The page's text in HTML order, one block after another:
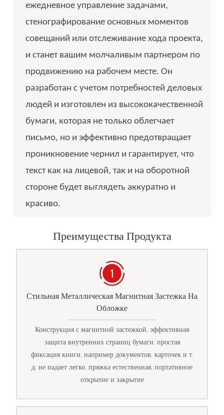
ежедневное управление задачами,
стенографирование основных моментов
совещаний или отслеживание хода проекта,
и станет вашим молчаливым партнером по
продвижению на рабочем месте. Он
разработан с учетом потребностей деловых
людей и изготовлен из высококачественной
бумаги, которая не только облегчает
письмо, но и эффективно предотвращает
проникновение чернил и гарантирует, что
текст как на лицевой, так и на оборотной
стороне будет выглядеть аккуратно и
красиво.
Преимущества Продукта
Стильная Металлическая Магнитная Застежка На
Обложке
Конструкция с магнитной застежкой, эффективная
защита внутренних страниц бумаги, простая
фиксация книги, например документов, карточек и т.
д. не падает легко, пряжка естественная, портативное
открытие и закрытие